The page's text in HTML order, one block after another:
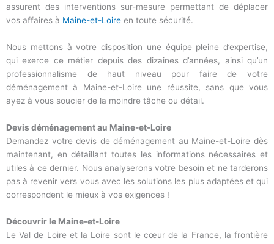
assurent des interventions sur-mesure permettant de déplacer
vos affaires à Maine-et-Loire en toute sécurité.
Nous mettons à votre disposition une équipe pleine d’expertise,
qui exerce ce métier depuis des dizaines d’années, ainsi qu’un
professionnalisme de haut niveau pour faire de votre
déménagement à Maine-et-Loire une réussite, sans que vous
ayez à vous soucier de la moindre tâche ou détail.
Devis déménagement au Maine-et-Loire
Demandez votre devis de déménagement au Maine-et-Loire dès
maintenant, en détaillant toutes les informations nécessaires et
utiles à ce dernier. Nous analyserons votre besoin et ne tarderons
pas à revenir vers vous avec les solutions les plus adaptées et qui
correspondent le mieux à vos exigences !
Découvrir le Maine-et-Loire
Le Val de Loire et la Loire sont le cœur de la France, la frontière